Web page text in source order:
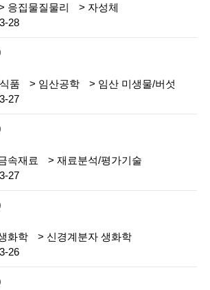
응집물질물리
자성체
28
품
임산공학
임산 미생물/버섯
27
속재료
재료분석/평가기술
27
화학
신경계분자 생화학
26